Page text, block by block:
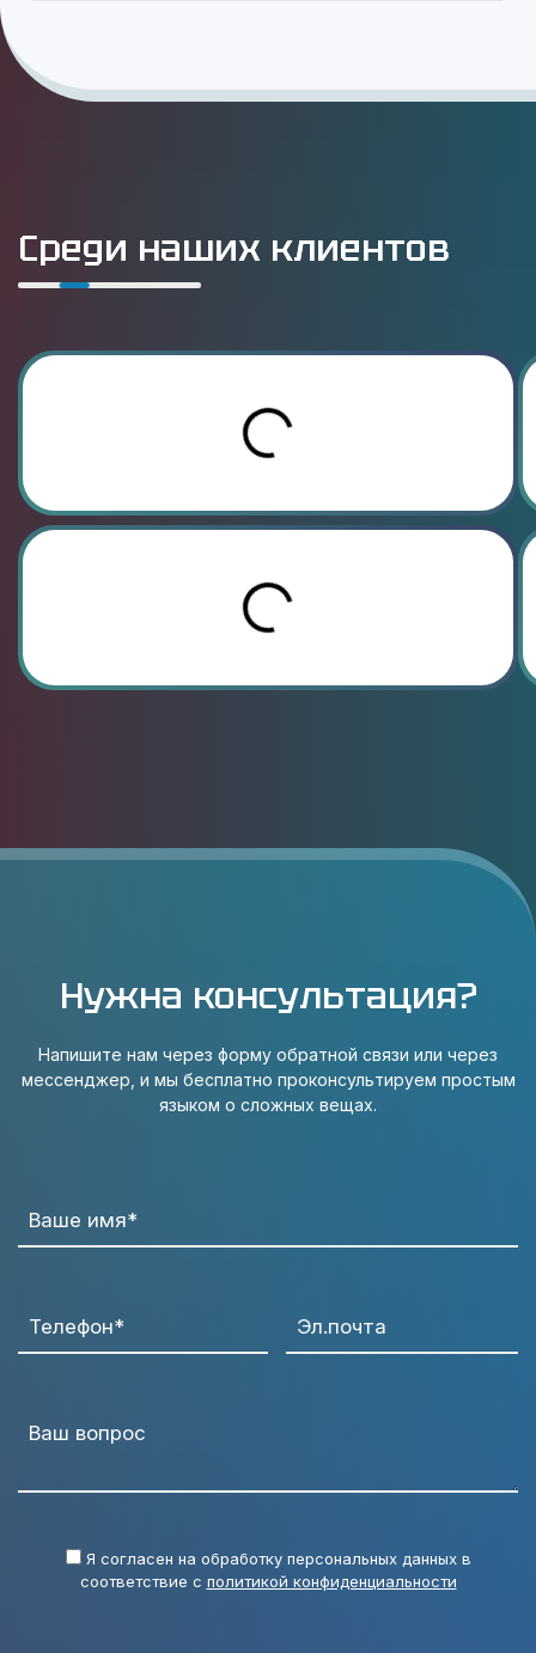
Среди наших клиентов
Нужна консультация?
Напишите нам через форму обратной связи или через
мессенджер, и мы бесплатно проконсультируем простым
языком о сложных вещах.
Ваше имя*
Телефон* Эл.почта
Ваш вопрос
Я согласен на обработку персональных данных в
соответствие с политикой конфиденциальности